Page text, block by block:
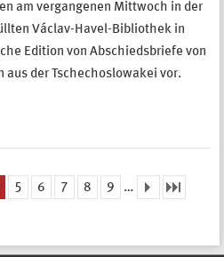
am vergangenen Mittwoch in der
Václav-Havel-Bibliothek in
Edition von Abschiedsbriefe von
aus der Tschechoslowakei vor.
5 6 7 8 9 …